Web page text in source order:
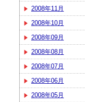
2008年11月
2008年10月
2008年09月
2008年08月
2008年07月
2008年06月
2008年05月